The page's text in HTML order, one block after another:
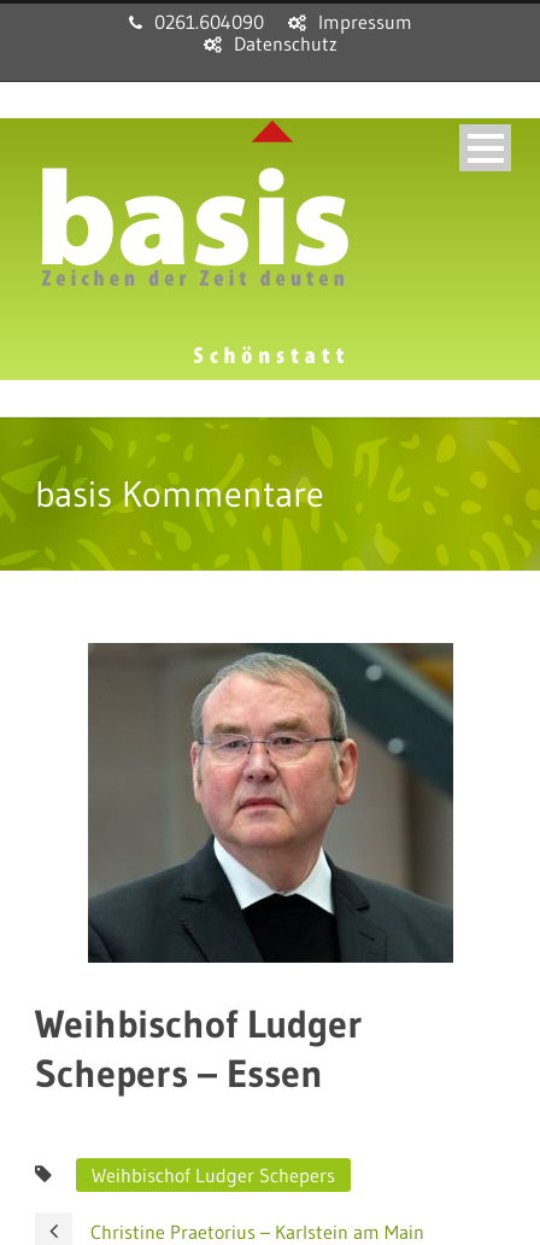
0261.604090
Impressum
Datenschutz
basis Kommentare
Weihbischof Ludger
Schepers – Essen
Weihbischof Ludger Schepers
Christine Praetorius – Karlstein am Main